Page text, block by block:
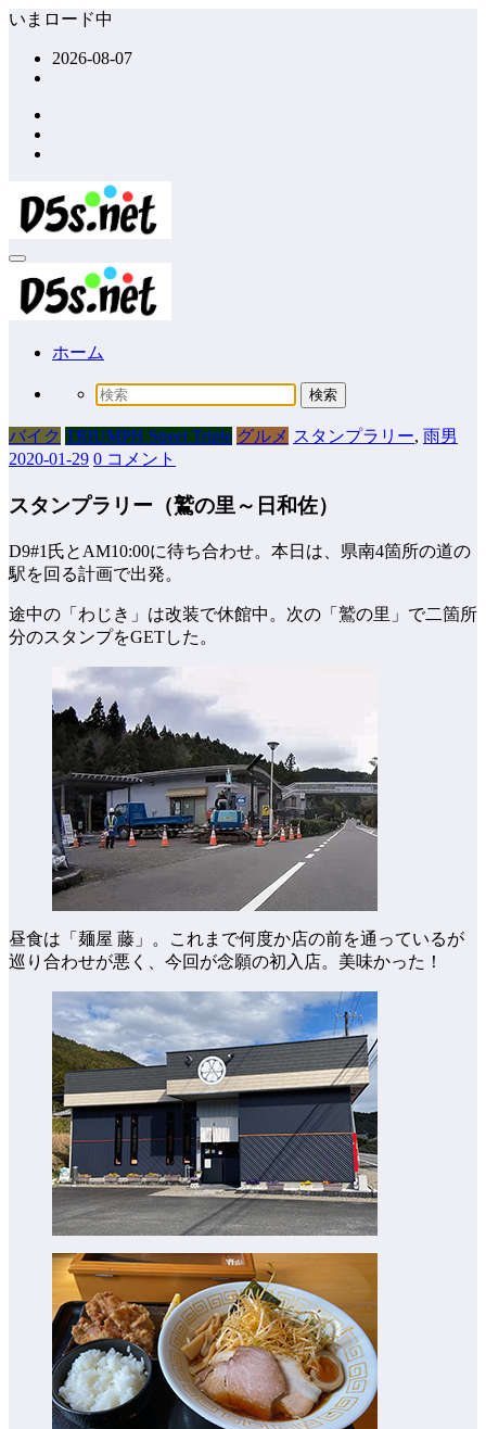
コ
ッ
プ
いまロード中
2026-08-07
ホーム
バイク TRIUMPH Street Triple グルメ スタンプラリー, 雨男
2020-01-29 0 コメント
スタンプラリー（鷲の里～日和佐）
D9#1氏とAM10:00に待ち合わせ。本日は、県南4箇所の道の
駅を回る計画で出発。
途中の「わじき」は改装で休館中。次の「鷲の里」で二箇所
分のスタンプをGETした。
昼食は「麺屋 藤」。これまで何度か店の前を通っているが
巡り合わせが悪く、今回が念願の初入店。美味かった！